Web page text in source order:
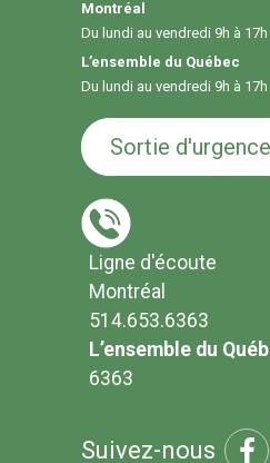
Montréal
Du lundi au vendredi 9h à 17h
L’ensemble du Québec
Du lundi au vendredi 9h à 17h
Sortie d'urgence
Ligne d'écoute
Montréal
514.653.6363
L’ensemble du
6363
Suivez-nous